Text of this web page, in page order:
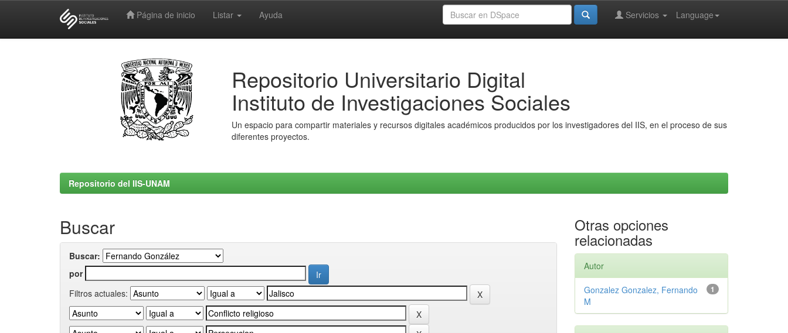
Página de inicio Listar Ayuda Language
Servicios
Repositorio Universitario Digital
Instituto de Investigaciones Sociales
Un espacio para compartir materiales y recursos digitales académicos producidos por los investigadores del IIS, en el proceso de sus
diferentes proyectos.
Repositorio del IIS-UNAM
Buscar
Buscar:
por
Filtros actuales:
Otras opciones
relacionadas
Autor
1
Gonzalez Gonzalez, Fernando
M